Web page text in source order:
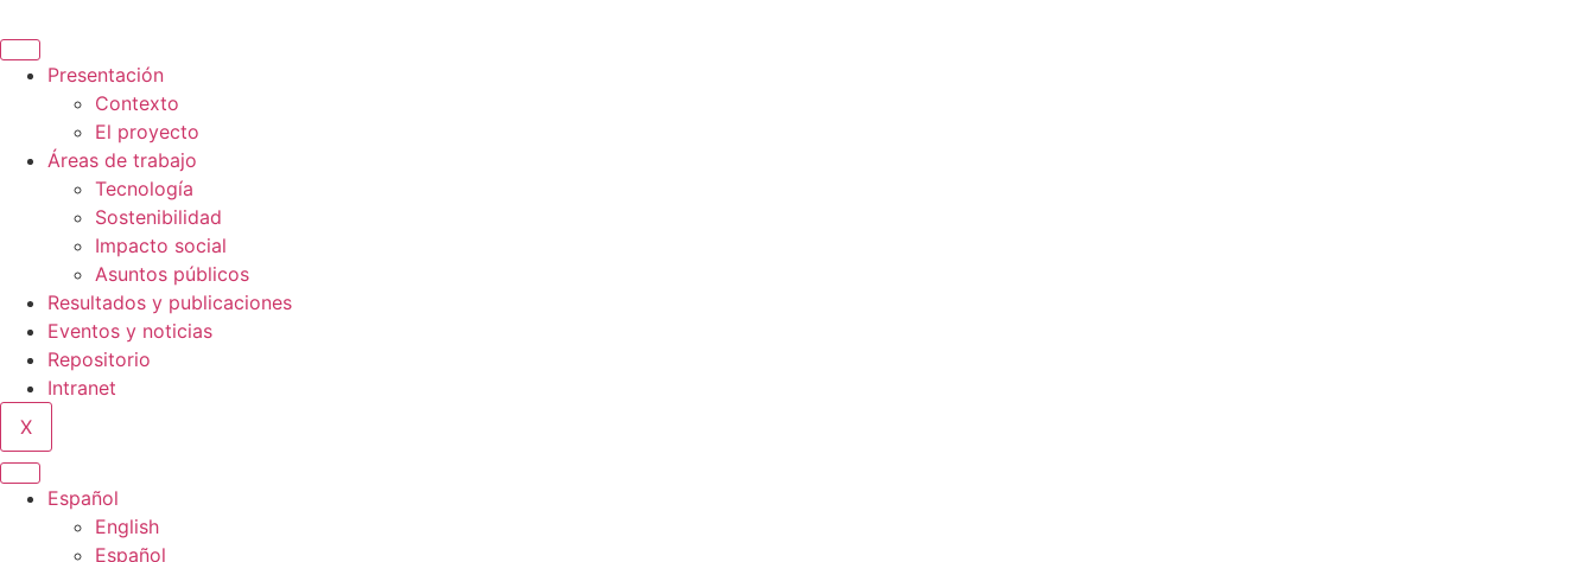
al
contenidoPresentación
Contexto
El proyecto
Áreas de trabajo
Tecnología
Sostenibilidad
Impacto social
Asuntos públicos
Resultados y publicaciones
Eventos y noticias
Repositorio
Intranet
X
Español
English
Español